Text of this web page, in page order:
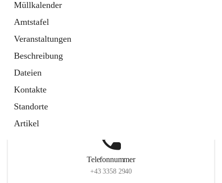
Müllkalender
Amtstafel
Veranstaltungen
Beschreibung
Dateien
Kontakte
Standorte
Artikel
Telefonnummer
+43 3358 2940